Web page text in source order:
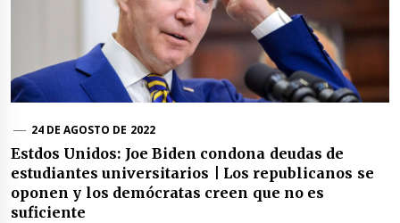
24 DE AGOSTO DE 2022
Estdos Unidos: Joe Biden condona deudas de
estudiantes universitarios | Los republicanos se
oponen y los demócratas creen que no es
suficiente